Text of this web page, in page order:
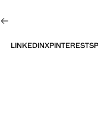
PINTEREST
X
LINKEDIN